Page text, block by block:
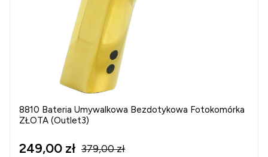
8810 Bateria Umywalkowa Bezdotykowa Fotokomórka
ZŁOTA (Outlet3)
249,00 zł 379,00 zł